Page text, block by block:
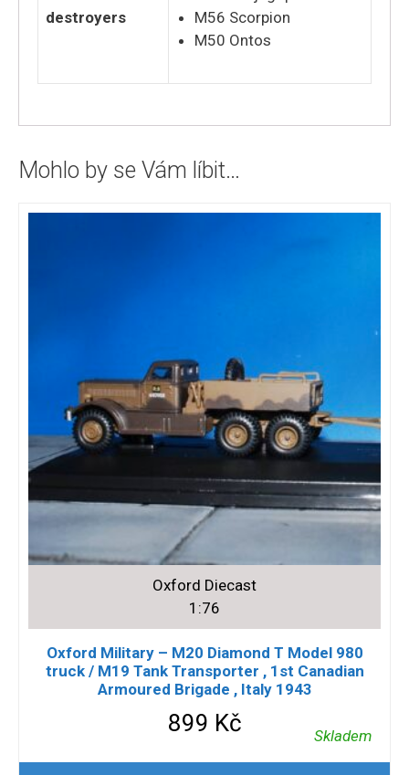
destroyers
M56 Scorpion
M50 Ontos
Mohlo by se Vám líbit…
Oxford Diecast
1:76
Oxford Military – M20 Diamond T Model 980
truck / M19 Tank Transporter , 1st Canadian
Armoured Brigade , Italy 1943
899 Kč Skladem